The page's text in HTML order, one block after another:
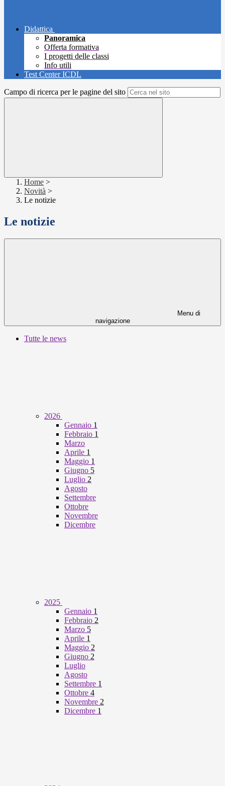
Didattica
Panoramica
Offerta formativa
I progetti delle classi
Info utili
Test Center ICDL
Campo di ricerca per le pagine del sito
Home >
Novità >
Le notizie
Le notizie
Menu di
navigazione
Tutte le news
2026
Gennaio 1
Febbraio 1
Marzo
Aprile 1
Maggio 1
Giugno 5
Luglio 2
Agosto
Settembre
Ottobre
Novembre
Dicembre
2025
Gennaio 1
Febbraio 2
Marzo 5
Aprile 1
Maggio 2
Giugno 2
Luglio
Agosto
Settembre 1
Ottobre 4
Novembre 2
Dicembre 1